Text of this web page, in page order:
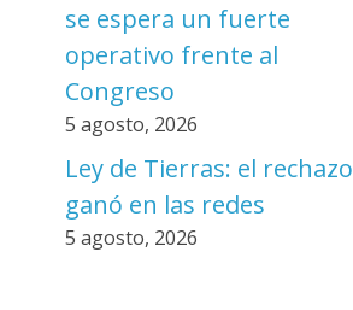
se espera un fuerte
operativo frente al
Congreso
5 agosto, 2026
Ley de Tierras: el rechazo
ganó en las redes
5 agosto, 2026